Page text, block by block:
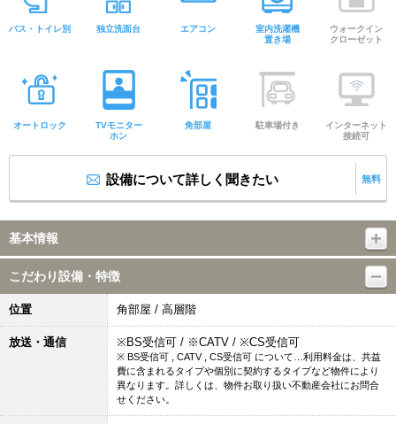
バス・トイレ別 独立洗面台 エアコン
室内洗濯機
置き場
ウォークイン
クローゼット
オートロック
TVモニター
ホン
角部屋 駐車場付き
インターネット
接続可
設備について詳しく聞きたい 無料
基本情報
こだわり設備・特徴
位置 角部屋 / 高層階
放送・通信 ※BS受信可 / ※CATV / ※CS受信可
※ BS受信可 , CATV , CS受信可 について…利用料金は、共益
費に含まれるタイプや個別に契約するタイプなど物件により
異なります。詳しくは、物件お取り扱い不動産会社にお問合
せください。